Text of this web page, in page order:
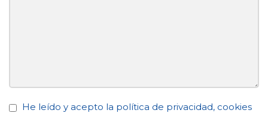
He leído y acepto la política de privacidad, cookies